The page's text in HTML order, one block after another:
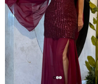
Whatsapp Çağrı Merkezi: